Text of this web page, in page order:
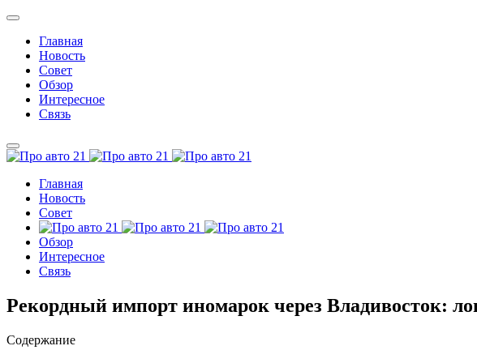
Главная
Новость
Совет
Обзор
Интересное
Связь
Главная
Новость
Совет
Обзор
Интересное
Связь
Рекордный импорт иномарок через Владивосток:
Содержание